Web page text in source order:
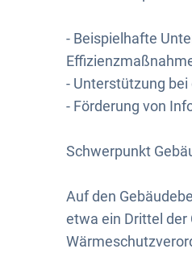
- Beispielhafte
- Unterstützung
- Förderung von
Schwerpunkt
Auf den
etwa ein Drittel der